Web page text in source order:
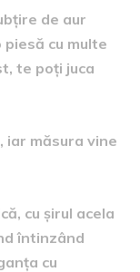
de aur
cu multe
te poți juca
iar măsura vine
cu șirul acela
întinzând
cu